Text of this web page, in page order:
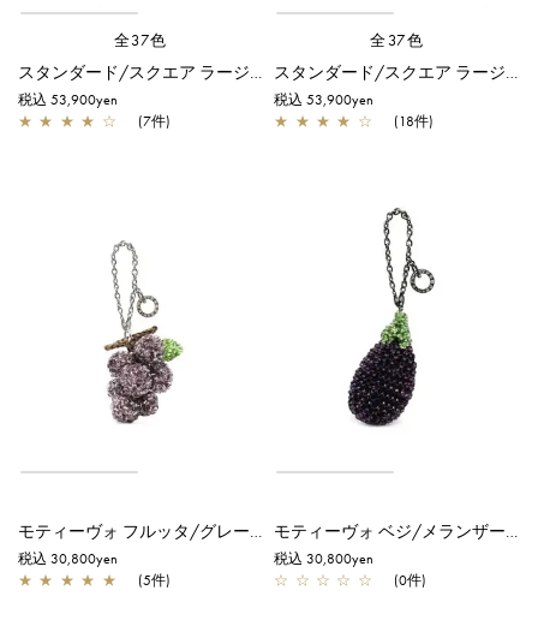
全37色
スタンダード/スクエア ラージ/ラベンダーシルバー
税込 53,900yen
★ ★ ★ ★ ☆ (7件)
全37色
スタンダード/スクエア ラージ/アメジスト
税込 53,900yen
★ ★ ★ ★ ☆ (18件)
モティーヴォ フルッタ/グレープ/アメジスト
税込 30,800yen
★ ★ ★ ★ ★ (5件)
モティーヴォ ベジ/メランザーナ/メランザーナ
税込 30,800yen
☆ ☆ ☆ ☆ ☆ (0件)